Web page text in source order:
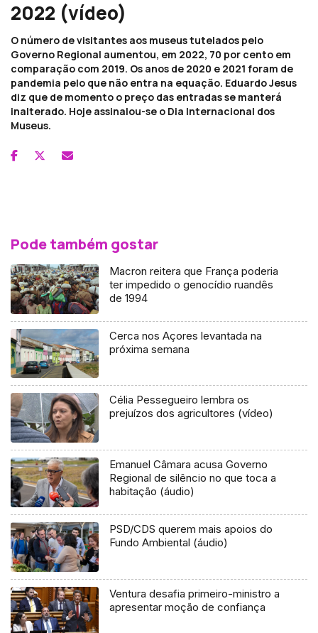
2022 (vídeo)
O número de visitantes aos museus tutelados pelo
Governo Regional aumentou, em 2022, 70 por cento em
comparação com 2019. Os anos de 2020 e 2021 foram de
pandemia pelo que não entra na equação. Eduardo Jesus
diz que de momento o preço das entradas se manterá
inalterado. Hoje assinalou-se o Dia Internacional dos
Museus.
Pode também gostar
Macron reitera que França poderia
ter impedido o genocídio ruandês
de 1994
Cerca nos Açores levantada na
próxima semana
Célia Pessegueiro lembra os
prejuízos dos agricultores (vídeo)
Emanuel Câmara acusa Governo
Regional de silêncio no que toca a
habitação (áudio)
PSD/CDS querem mais apoios do
Fundo Ambiental (áudio)
Ventura desafia primeiro-ministro a
apresentar moção de confiança